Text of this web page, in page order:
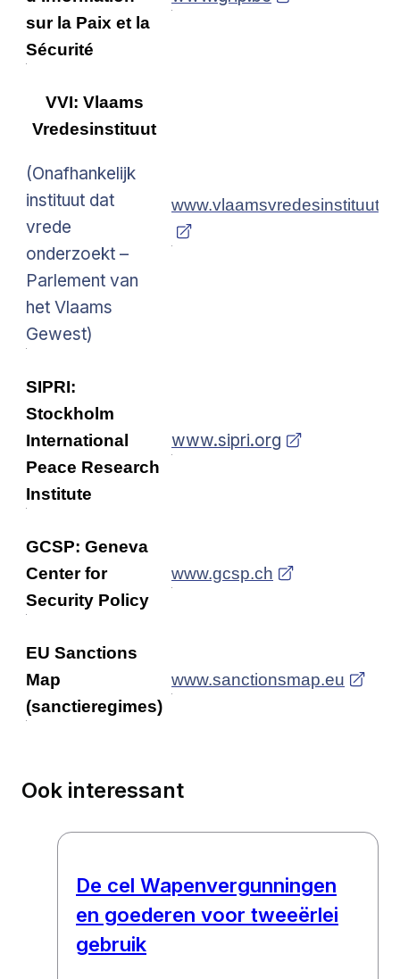
sur la Paix et la
Sécurité
VVI: Vlaams
Vredesinstituut
(Onafhankelijk
instituut dat
vrede
onderzoekt –
Parlement van
het Vlaams
Gewest)
SIPRI:
Stockholm
International
Peace Research
Institute
www.sipri.org
GCSP: Geneva
Center for
Security Policy
www.gcsp.ch
EU Sanctions
Map
(sanctieregimes)
www.sanctionsmap.eu
Ook interessant
De cel Wapenvergunningen
en goederen voor tweeërlei
gebruik